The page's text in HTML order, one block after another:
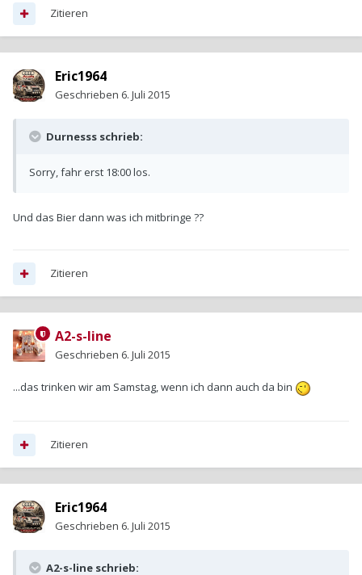
Zitieren
Eric1964
Geschrieben 6. Juli 2015
Durnesss schrieb:
Sorry, fahr erst 18:00 los.
Und das Bier dann was ich mitbringe ??
Zitieren
A2-s-line
Geschrieben 6. Juli 2015
...das trinken wir am Samstag, wenn ich dann auch da bin
Zitieren
Eric1964
Geschrieben 6. Juli 2015
A2-s-line schrieb: